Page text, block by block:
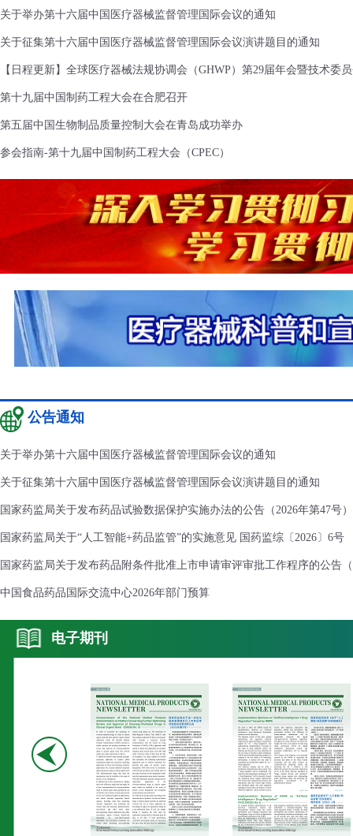
关于举办第十六届中国医疗器械监督管理国际会议的通知
关于征集第十六届中国医疗器械监督管理国际会议演讲题目的通知
【日程更新】全球医疗器械法规协调会（GHWP）第29届年会暨技术委
第十九届中国制药工程大会在合肥召开
第五届中国生物制品质量控制大会在青岛成功举办
参会指南-第十九届中国制药工程大会（CPEC）
公告通知
关于举办第十六届中国医疗器械监督管理国际会议的通知
关于征集第十六届中国医疗器械监督管理国际会议演讲题目的通知
国家药监局关于发布药品试验数据保护实施办法的公告（2026年第47号）
国家药监局关于“人工智能+药品监管”的实施意见 国药监综〔2026〕6号
国家药监局关于发布药品附条件批准上市申请审评审批工作程序的公告
中国食品药品国际交流中心2026年部门预算
电子期刊